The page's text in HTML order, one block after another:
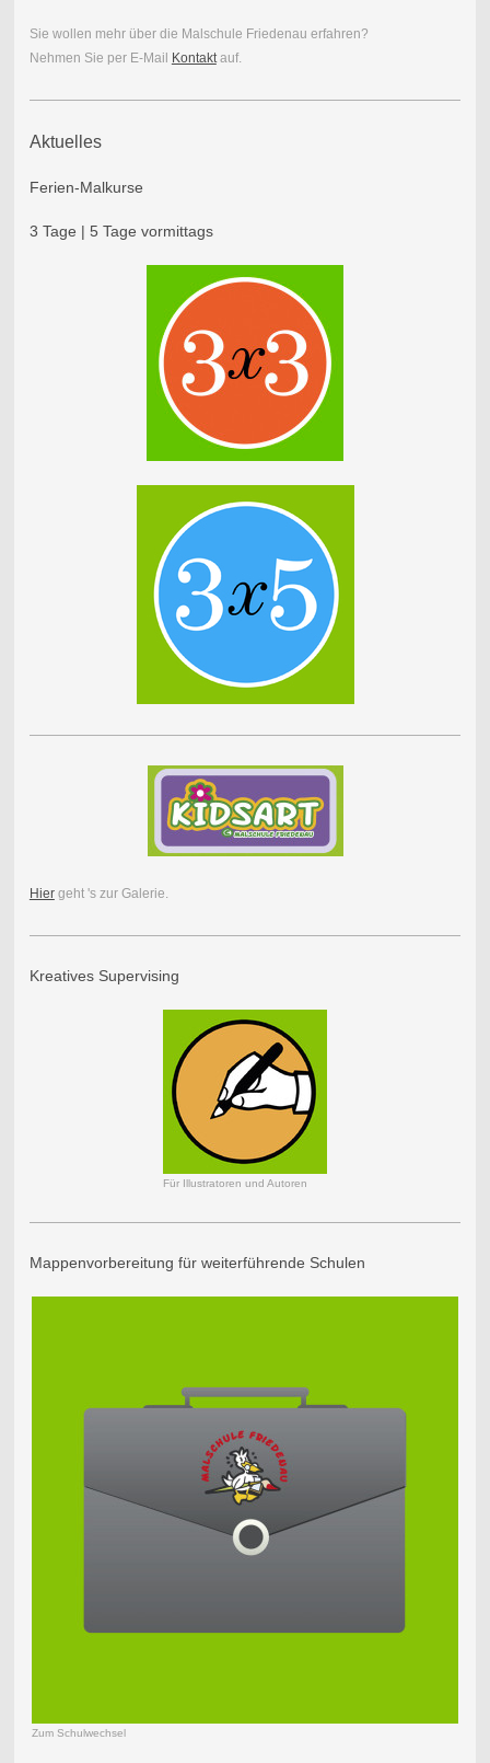
Sie wollen mehr über die Malschule Friedenau erfahren?
Nehmen Sie per E-Mail Kontaktauf.
Aktuelles
Ferien-Malkurse
3 Tage | 5 Tage vormittags
Hiergeht 's zur Galerie.
Kreatives Supervising
Für Illustratoren und Autoren
Mappenvorbereitung für weiterführende Schulen
Zum Schulwechsel